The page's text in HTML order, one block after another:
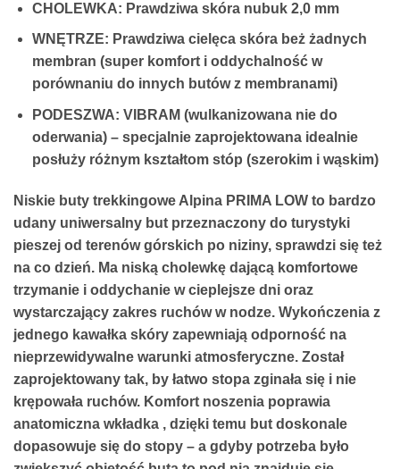
CHOLEWKA: Prawdziwa skóra nubuk 2,0 mm
WNĘTRZE: Prawdziwa cielęca skóra beż żadnych
membran (super komfort i oddychalność w
porównaniu do innych butów z membranami)
PODESZWA: VIBRAM (wulkanizowana nie do
oderwania) – specjalnie zaprojektowana idealnie
posłuży różnym kształtom stóp (szerokim i wąskim)
Niskie buty trekkingowe Alpina PRIMA LOW to bardzo
udany uniwersalny but przeznaczony do turystyki
pieszej od terenów górskich po niziny, sprawdzi się też
na co dzień. Ma niską cholewkę dającą komfortowe
trzymanie i oddychanie w cieplejsze dni oraz
wystarczający zakres ruchów w nodze. Wykończenia z
jednego kawałka skóry zapewniają odporność na
nieprzewidywalne warunki atmosferyczne. Został
zaprojektowany tak, by łatwo stopa zginała się i nie
krępowała ruchów. Komfort noszenia poprawia
anatomiczna wkładka , dzięki temu but doskonale
dopasowuje się do stopy – a gdyby potrzeba było